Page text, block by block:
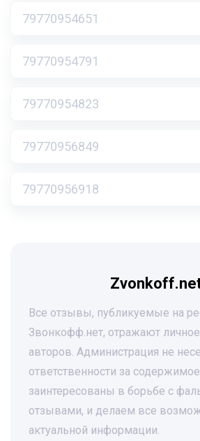
79770954651
79770954791
79770954823
79770956849
79770956918
Все отзывы, публикуемые на
Звонкофф.нет, отражают
авторов. Администрация не
ответственности за
заинтересованы в борьбе с
отзывами, и делаем все
актуальной информации.